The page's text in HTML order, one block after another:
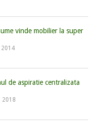
vinde mobilier la super
2014
de aspiratie centralizata
2018